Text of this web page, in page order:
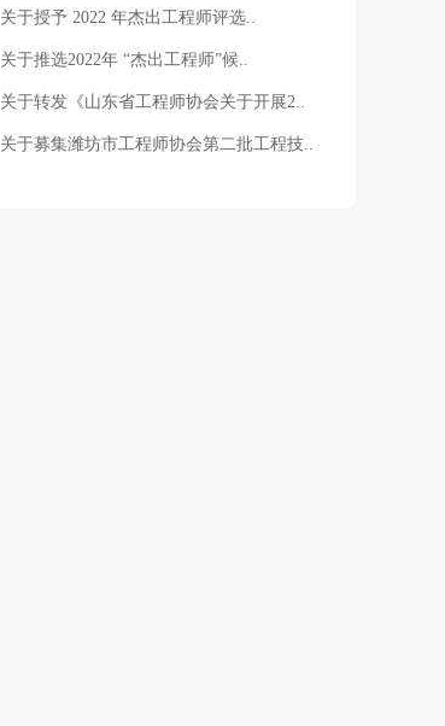
关于授予 2022 年杰出工程师评选..
关于推选2022年 “杰出工程师”候..
关于转发《山东省工程师协会关于开展2..
关于募集潍坊市工程师协会第二批工程技..